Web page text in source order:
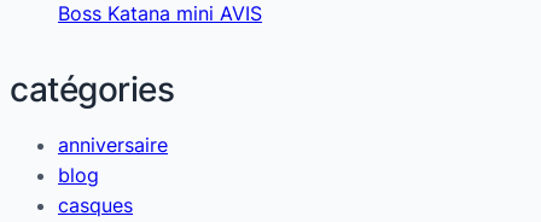
Boss Katana mini AVIS
catégories
anniversaire
blog
casques